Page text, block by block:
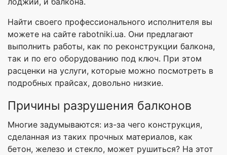
Найти своего профессионального исполнителя вы
можете на сайте rabotniki.ua. Они предлагают
выполнить работы, как по реконструкции балкона,
так и по его оборудованию под ключ. При этом
расценки на услуги, которые можно посмотреть в
подробных прайсах, довольно низкие.
Причины разрушения балконов
Многие задумываются: из-за чего конструкция,
сделанная из таких прочных материалов, как
бетон, железо и стекло, может рушиться? На этот